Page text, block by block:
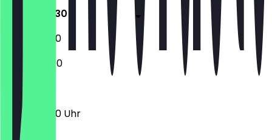
12:30 - 22:30
12:30 - 22:30
13:00 - 22:00
12:30 - 22:30 Uhr